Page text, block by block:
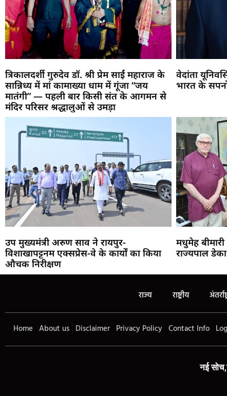
त्रिकालदर्शी गुरुदेव डॉ. श्री प्रेम साईं महाराज के
सान्निध्य में मां कामाख्या धाम में गूंजा “जय
मातंगी” — पहली बार किसी संत के आगमन से
मंदिर परिसर श्रद्धालुओं से उमड़ा
वेदांता
भारत के
उप मुख्यमंत्री अरुण साव ने रायपुर-
विशाखापट्टनम एक्सप्रेस-वे के कार्यों का किया
औचक निरीक्षण
मधुमेह
राज्यपाल
राज्य राष्ट्रीय
Home About us Disclaimer Privacy Policy Contact Info
नई